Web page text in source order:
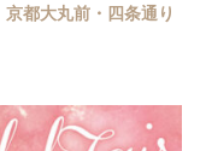
京都大丸前・四条通り